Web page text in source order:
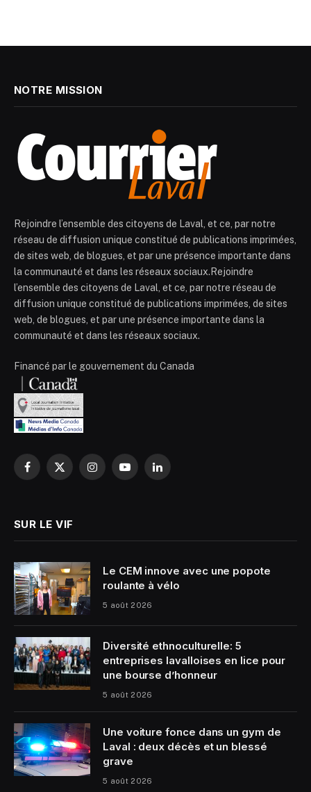
NOTRE MISSION
Rejoindre l’ensemble des citoyens de Laval, et ce, par notre
réseau de diffusion unique constitué de publications imprimées,
de sites web, de blogues, et par une présence importante dans
la communauté et dans les réseaux sociaux.Rejoindre
l’ensemble des citoyens de Laval, et ce, par notre réseau de
diffusion unique constitué de publications imprimées, de sites
web, de blogues, et par une présence importante dans la
communauté et dans les réseaux sociaux.
Financé par le gouvernement du Canada
Facebook
X
InstagramYouTubeLinkedIn
SUR LE VIF
Le CEM innove avec une popote
roulante à vélo
5 août 2026
Diversité ethnoculturelle: 5
entreprises lavalloises en lice pour
une bourse d’honneur
5 août 2026
Une voiture fonce dans un gym de
Laval : deux décès et un blessé
grave
5 août 2026